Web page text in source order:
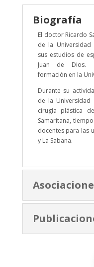
Biografía
El doctor Ricardo
de la Universidad
sus estudios de
Juan de Dios.
formación en la
Durante su
de la
cirugía plástica
Samaritana,
docentes para las
y La Sabana.